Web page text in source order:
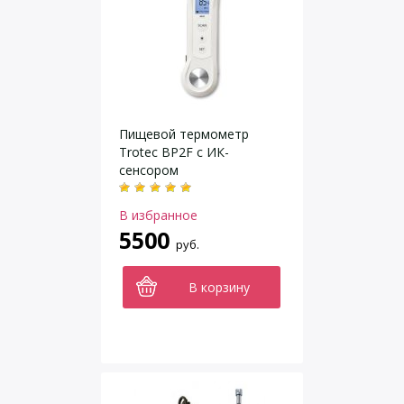
Пищевой термометр
Trotec BP2F с ИК-
сенсором
В избранное
5500 руб.
В корзину